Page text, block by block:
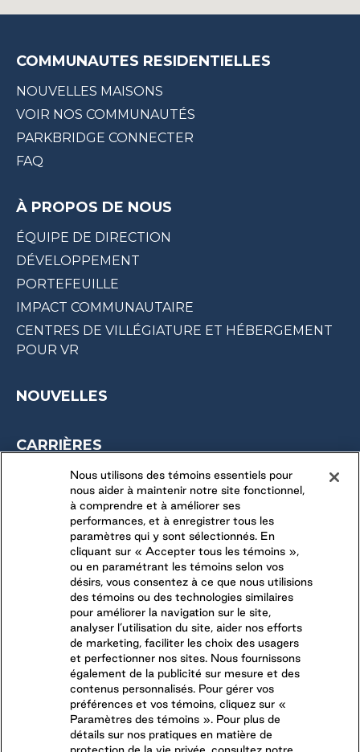
COMMUNAUTES RESIDENTIELLES
NOUVELLES MAISONS
VOIR NOS COMMUNAUTÉS
PARKBRIDGE CONNECTER
FAQ
À PROPOS DE NOUS
ÉQUIPE DE DIRECTION
DÉVELOPPEMENT
PORTEFEUILLE
IMPACT COMMUNAUTAIRE
CENTRES DE VILLÉGIATURE ET HÉBERGEMENT
POUR VR
NOUVELLES
CARRIÈRES
OPPORTUNITÉS SAISONNIÈRES
DERNIÈRES OPPORTUNITÉS
CONNECTEZ-VOUS AVEC NOUS
SUIVEZ-NOUS SUR
Nous utilisons des témoins essentiels pour
nous aider à maintenir notre site fonctionnel,
à comprendre et à améliorer ses
performances, et à enregistrer tous les
paramètres qui y sont sélectionnés. En
cliquant sur « Accepter tous les témoins »,
ou en paramétrant les témoins selon vos
désirs, vous consentez à ce que nous utilisions
des témoins ou des technologies similaires
pour améliorer la navigation sur le site,
analyser l’utilisation du site, aider nos efforts
de marketing, faciliter les choix des usagers
et perfectionner nos sites. Nous fournissons
également de la publicité sur mesure et des
contenus personnalisés. Pour gérer vos
préférences et vos témoins, cliquez sur «
Paramètres des témoins ». Pour plus de
détails sur nos pratiques en matière de